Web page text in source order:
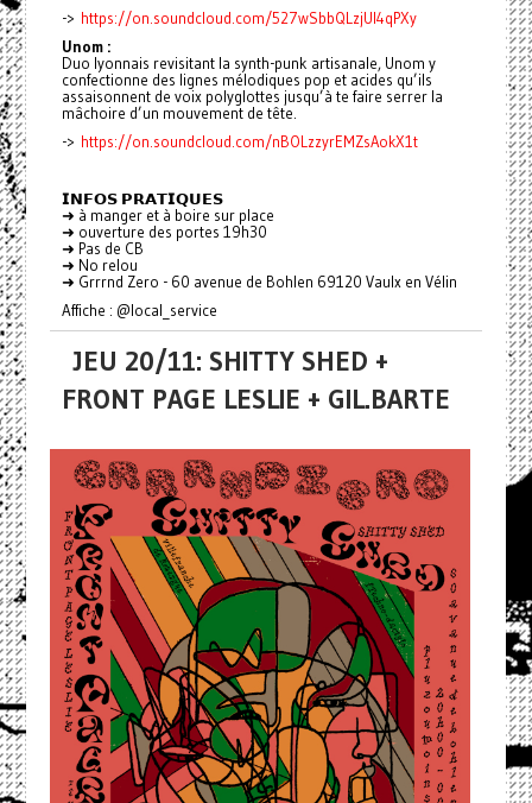
-> https://on.soundcloud.com/527wSbbQLzjUI4qPXy
Unom :
Duo lyonnais revisitant la synth-punk artisanale, Unom y
confectionne des lignes mélodiques pop et acides qu’ils
assaisonnent de voix polyglottes jusqu’à te faire serrer la
mâchoire d’un mouvement de tête.
-> https://on.soundcloud.com/nBOLzzyrEMZsAokX1t
𝗜𝗡𝗙𝗢𝗦 𝗣𝗥𝗔𝗧𝗜𝗤𝗨𝗘𝗦
➜ à manger et à boire sur place
➜ ouverture des portes 19h30
➜ Pas de CB
➜ No relou
➜ Grrrnd Zero - 60 avenue de Bohlen 69120 Vaulx en Vélin
Affiche : @local_service
JEU 20/11: SHITTY SHED +
FRONT PAGE LESLIE + GIL.BARTE